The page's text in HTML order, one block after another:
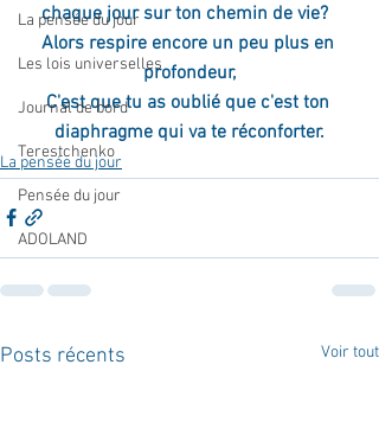
La pensée du jour
Les lois universelles
Journal de bord
Terestchenko
Pensée du jour
ADOLAND
chaque jour sur ton chemin de vie?
Alors respire encore un peu plus en
profondeur,
C'est que tu as oublié que c'est ton
diaphragme qui va te réconforter.
La pensée du jour
Posts récents Voir tout